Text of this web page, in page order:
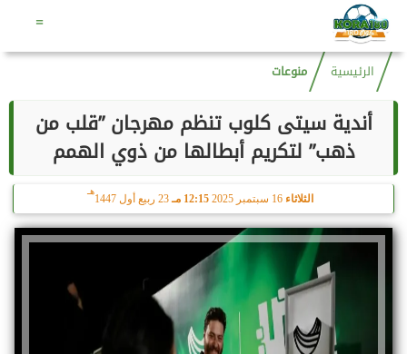
=
الرئيسية منوعات
أندية سيتى كلوب تنظم مهرجان ”قلب من
ذهب” لتكريم أبطالها من ذوي الهمم
الثلاثاء 16 سبتمبر 2025 12:15 مـ 23 ربيع أول 1447
هـ